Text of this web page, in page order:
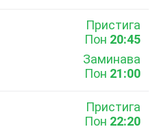
Пристига
Пон 20:45
Заминава
Пон 21:00
Пристига
Пон 22:20